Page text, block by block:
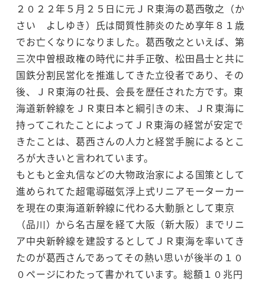
２０２２年５月２５日に元ＪＲ東海の葛西敬之（か
さい よしゆき）氏は間質性肺炎のため享年８１歳
でお亡くなりになりました。葛西敬之といえば、第
三次中曽根政権の時代に井手正敬、松田昌士と共に
国鉄分割民営化を推進してきた立役者であり、その
後、ＪＲ東海の社長、会長を歴任された方です。東
海道新幹線をＪＲ東日本と綱引きの末、ＪＲ東海に
持ってこれたことによってＪＲ東海の経営が安定で
きたことは、葛西さんの人力と経営手腕によるとこ
ろが大きいと言われています。
もともと金丸信などの大物政治家による国策として
進められてた超電導磁気浮上式リニアモーターカー
を現在の東海道新幹線に代わる大動脈として東京
（品川）から名古屋を経て大阪（新大阪）までリニ
ア中央新幹線を建設するとしてＪＲ東海を率いてき
たのが葛西さんであってその熱い思いが後半の１０
０ページにわたって書かれています。総額１０兆円